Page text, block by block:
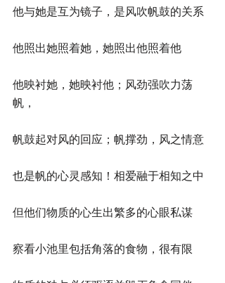
他与她是互为镜子，是风吹帆鼓的关系
他照出她照着她，她照出他照着他
他映衬她，她映衬他；风劲强吹力荡
帆，
帆鼓起对风的回应；帆撑劲，风之情意
也是帆的心灵感知！相爱融于相知之中
但他们物质的心生出繁多的心眼私谋
察看小池里包括角落的食物，很有限